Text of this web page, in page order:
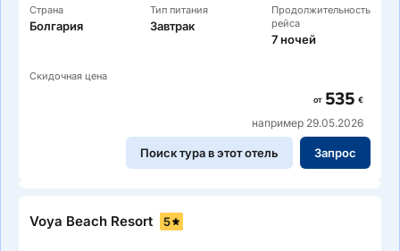
Страна
Болгария
Тип питания
Завтрак
Продолжительность
рейса
7 ночей
Скидочная цена
от 535 €
например 29.05.2026
Поиск тура в этот отель Запрос
Voya Beach Resort 5